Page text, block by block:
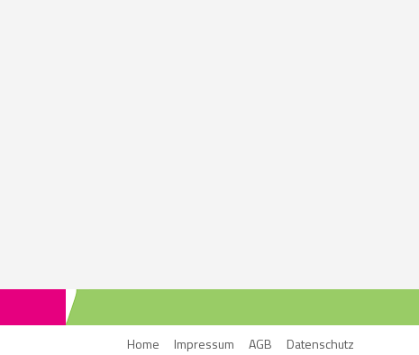
Home Impressum AGB Datenschutz